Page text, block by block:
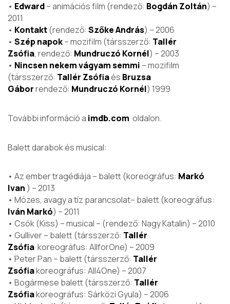
• Edward– animációs film (rendező: Bogdán Zoltán) –
2011
• Kontakt(rendező: Szőke András) – 2006
• Szép napok– mozifilm (társszerző: Tallér
Zsófia, rendező: Mundruczó Kornél) – 2003
• Nincsen nekem vágyam semmi – mozifilm
(társszerző: Tallér Zsófiaés Bruzsa
Gáborrendező: Mundruczó Kornél) 1999
További információ a imdb.com oldalon.
Balett darabok és musical:
• Az ember tragédiája – balett (koreográfus: Markó
Ivan ) – 2013
• Mózes, avagy a tíz parancsolat– balett (koreográfus:
Iván Markó) – 2011
• Csók (Kiss) – musical – (rendező: Nagy Katalin) – 2010
• Gulliver – balett (társszerző: Tallér
Zsófia koreográfus: AllforOne) – 2009
• Peter Pan – balett (társszerző: Tallér
Zsófiakoreográfus: All4One) – 2007
• Bogármese balett (társszerző: Tallér
Zsófiakoreográfus: Sárközi Gyula) – 2006